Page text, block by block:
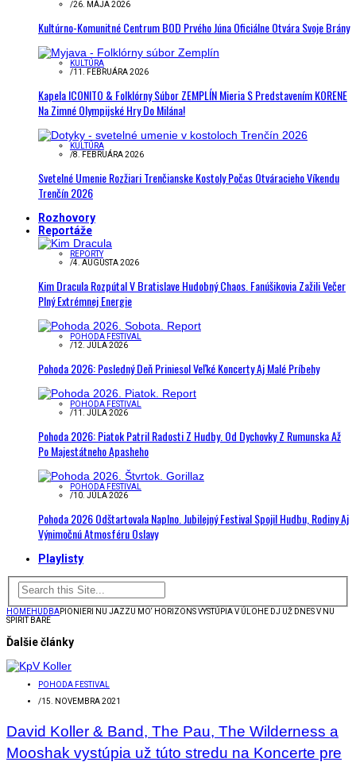
/26. MÁJA 2026
Kultúrno-Komunitné Centrum BOD Prvého Júna Oficiálne Otvára Svoje Brány
KULTÚRA
/11. FEBRUÁRA 2026
Kapela ICONITO & Folklórny Súbor ZEMPLÍN Mieria S Predstavením KORENE
Na Zimné Olympijské Hry Do Milána!
KULTÚRA
/8. FEBRUÁRA 2026
Svetelné Umenie Rozžiari Trenčianske Kostoly Počas Otváracieho Víkendu
Trenčín 2026
Rozhovory
Reportáže
REPORTY
/4. AUGUSTA 2026
Kim Dracula Rozpútal V Bratislave Hudobný Chaos. Fanúšikovia Zažili Večer
Plný Extrémnej Energie
POHODA FESTIVAL
/12. JÚLA 2026
Pohoda 2026: Posledný Deň Priniesol Veľké Koncerty Aj Malé Príbehy
POHODA FESTIVAL
/11. JÚLA 2026
Pohoda 2026: Piatok Patril Radosti Z Hudby. Od Dychovky Z Rumunska Až
Po Majestátneho Apasheho
POHODA FESTIVAL
/10. JÚLA 2026
Pohoda 2026 Odštartovala Naplno. Jubilejný Festival Spojil Hudbu, Rodiny Aj
Výnimočnú Atmosféru Oslavy
Playlisty
HOMEHUDBAPIONIERI NU JAZZU MO‘ HORIZONS VYSTÚPIA V ÚLOHE DJ UŽ DNES V NU
SPIRIT BARE
Ďalšie články
POHODA FESTIVAL
/15. NOVEMBRA 2021
David Koller & Band, The Pau, The Wilderness a
Mooshak vystúpia už túto stredu na Koncerte pre